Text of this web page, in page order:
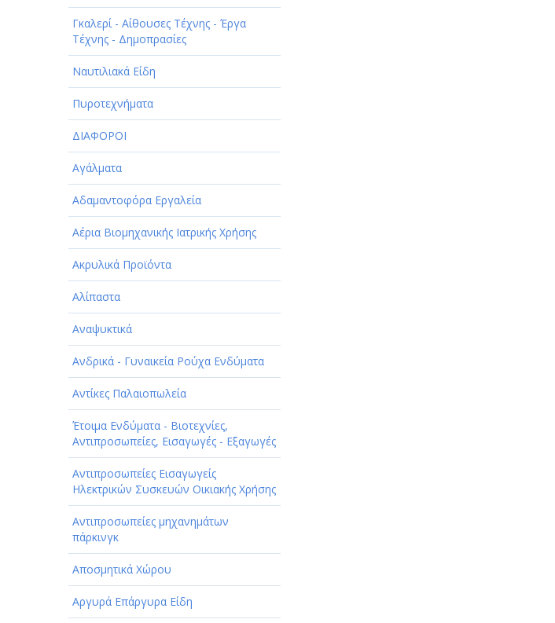
Γκαλερί - Αίθουσες Τέχνης - Έργα
Τέχνης - Δημοπρασίες
Ναυτιλιακά Είδη
Πυροτεχνήματα
ΔΙΑΦΟΡΟΙ
Αγάλματα
Αδαμαντοφόρα Εργαλεία
Αέρια Βιομηχανικής Ιατρικής Χρήσης
Ακρυλικά Προϊόντα
Αλίπαστα
Αναψυκτικά
Ανδρικά - Γυναικεία Ρούχα Ενδύματα
Αντίκες Παλαιοπωλεία
Έτοιμα Ενδύματα - Βιοτεχνίες,
Αντιπροσωπείες, Εισαγωγές - Εξαγωγές
Αντιπροσωπείες Εισαγωγείς
Ηλεκτρικών Συσκευών Οικιακής Χρήσης
Αντιπροσωπείες μηχανημάτων
πάρκινγκ
Αποσμητικά Χώρου
Αργυρά Επάργυρα Είδη